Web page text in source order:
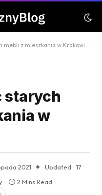
z mieszkania w Krakowie?
starych
w
2021 Updated: 17
2 Mins Read